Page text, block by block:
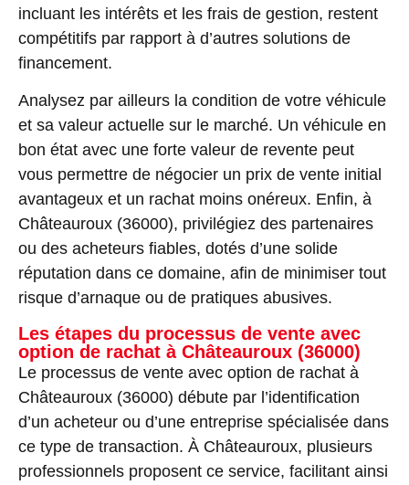
incluant les intérêts et les frais de gestion, restent
compétitifs par rapport à d’autres solutions de
financement.
Analysez par ailleurs la condition de votre véhicule
et sa valeur actuelle sur le marché. Un véhicule en
bon état avec une forte valeur de revente peut
vous permettre de négocier un prix de vente initial
avantageux et un rachat moins onéreux. Enfin, à
Châteauroux (36000), privilégiez des partenaires
ou des acheteurs fiables, dotés d’une solide
réputation dans ce domaine, afin de minimiser tout
risque d’arnaque ou de pratiques abusives.
Les étapes du processus de vente avec
option de rachat à Châteauroux (36000)
Le processus de vente avec option de rachat à
Châteauroux (36000) débute par l’identification
d’un acheteur ou d’une entreprise spécialisée dans
ce type de transaction. À Châteauroux, plusieurs
professionnels proposent ce service, facilitant ainsi